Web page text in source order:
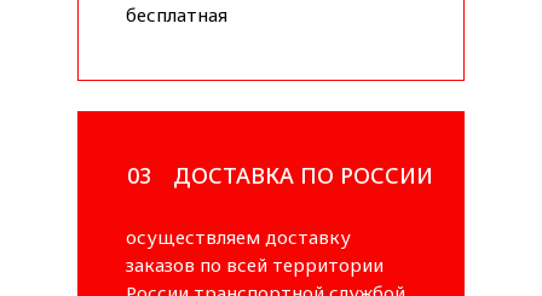
бесплатная
ДОСТАВКА ПО РОССИИ
03
осуществляем доставку
заказов по всей территории